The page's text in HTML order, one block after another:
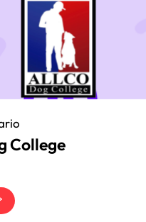
College